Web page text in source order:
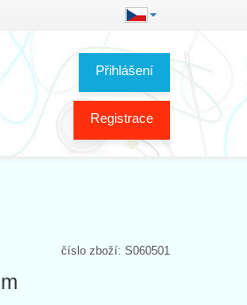
Přihlášení
Registrace
číslo zboží: S060501